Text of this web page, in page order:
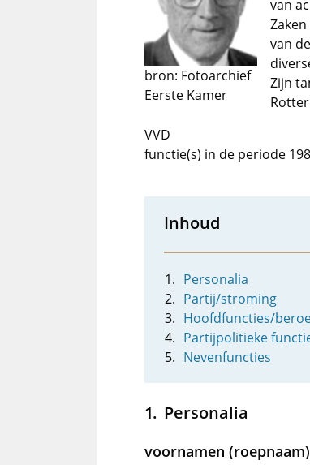
bron: Fotoarchief
Eerste Kamer
van
van
Zijn
VVD
functie(s) in de periode
Inhoud
Personalia
Partij/stroming
Hoofdfuncties/
Partijpolitieke
Nevenfuncties
Personalia
voornamen (roepnaam)